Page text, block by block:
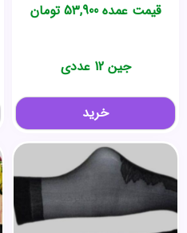
قیمت عمده53,900 تومان
جین 12 عددی
خرید